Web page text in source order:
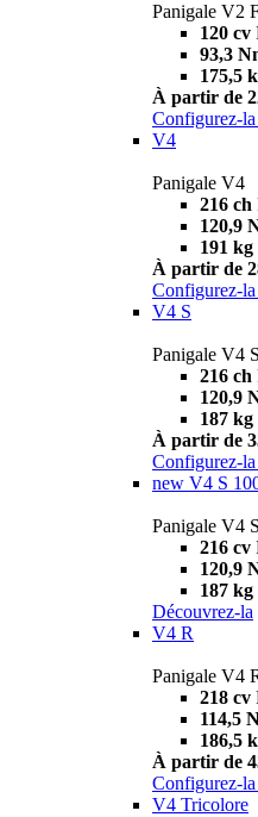
Panigale V2
120 cv
93,3
175,5
À partir de
Configurez-la
V4
Panigale V4
216 ch
120,9
191 kg
À partir de
Configurez-la
V4 S
Panigale V4 S
216 ch
120,9
187 kg
À partir de
Configurez-la
new V4 S
Panigale V4
216 cv
120,9
187 kg
Découvrez-la
V4 R
Panigale V4
218 cv
114,5
186,5
À partir de
Configurez-la
V4 Tricolore